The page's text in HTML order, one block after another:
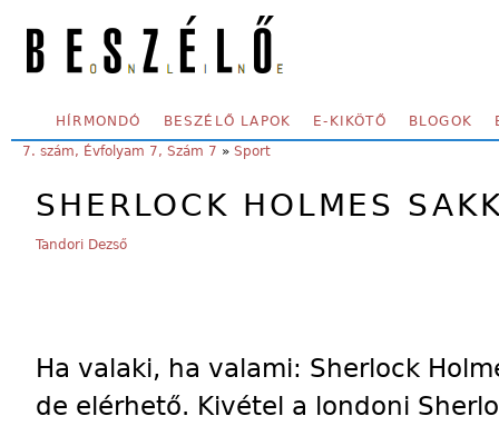
SECONDARY MENU
HÍRMONDÓ BESZÉLŐ LAPOK E-KIKÖTŐ BLOGOK
YOU ARE HERE:
7. szám, Évfolyam 7, Szám 7 » Sport
SHERLOCK HOLMES
Tandori Dezső
Ha valaki, ha valami: Sherlock
de elérhető. Kivétel a londoni